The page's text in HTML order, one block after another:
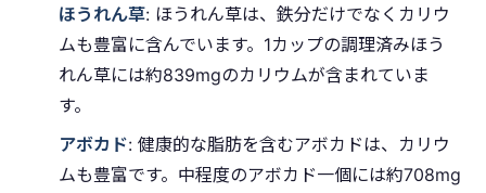
ほうれん草: ほうれん草は、鉄分だけでなくカリウ
ムも豊富に含んでいます。1カップの調理済みほう
れん草には約839mgのカリウムが含まれていま
す。
アボカド: 健康的な脂肪を含むアボカドは、カリウ
ムも豊富です。中程度のアボカド一個には約708mg